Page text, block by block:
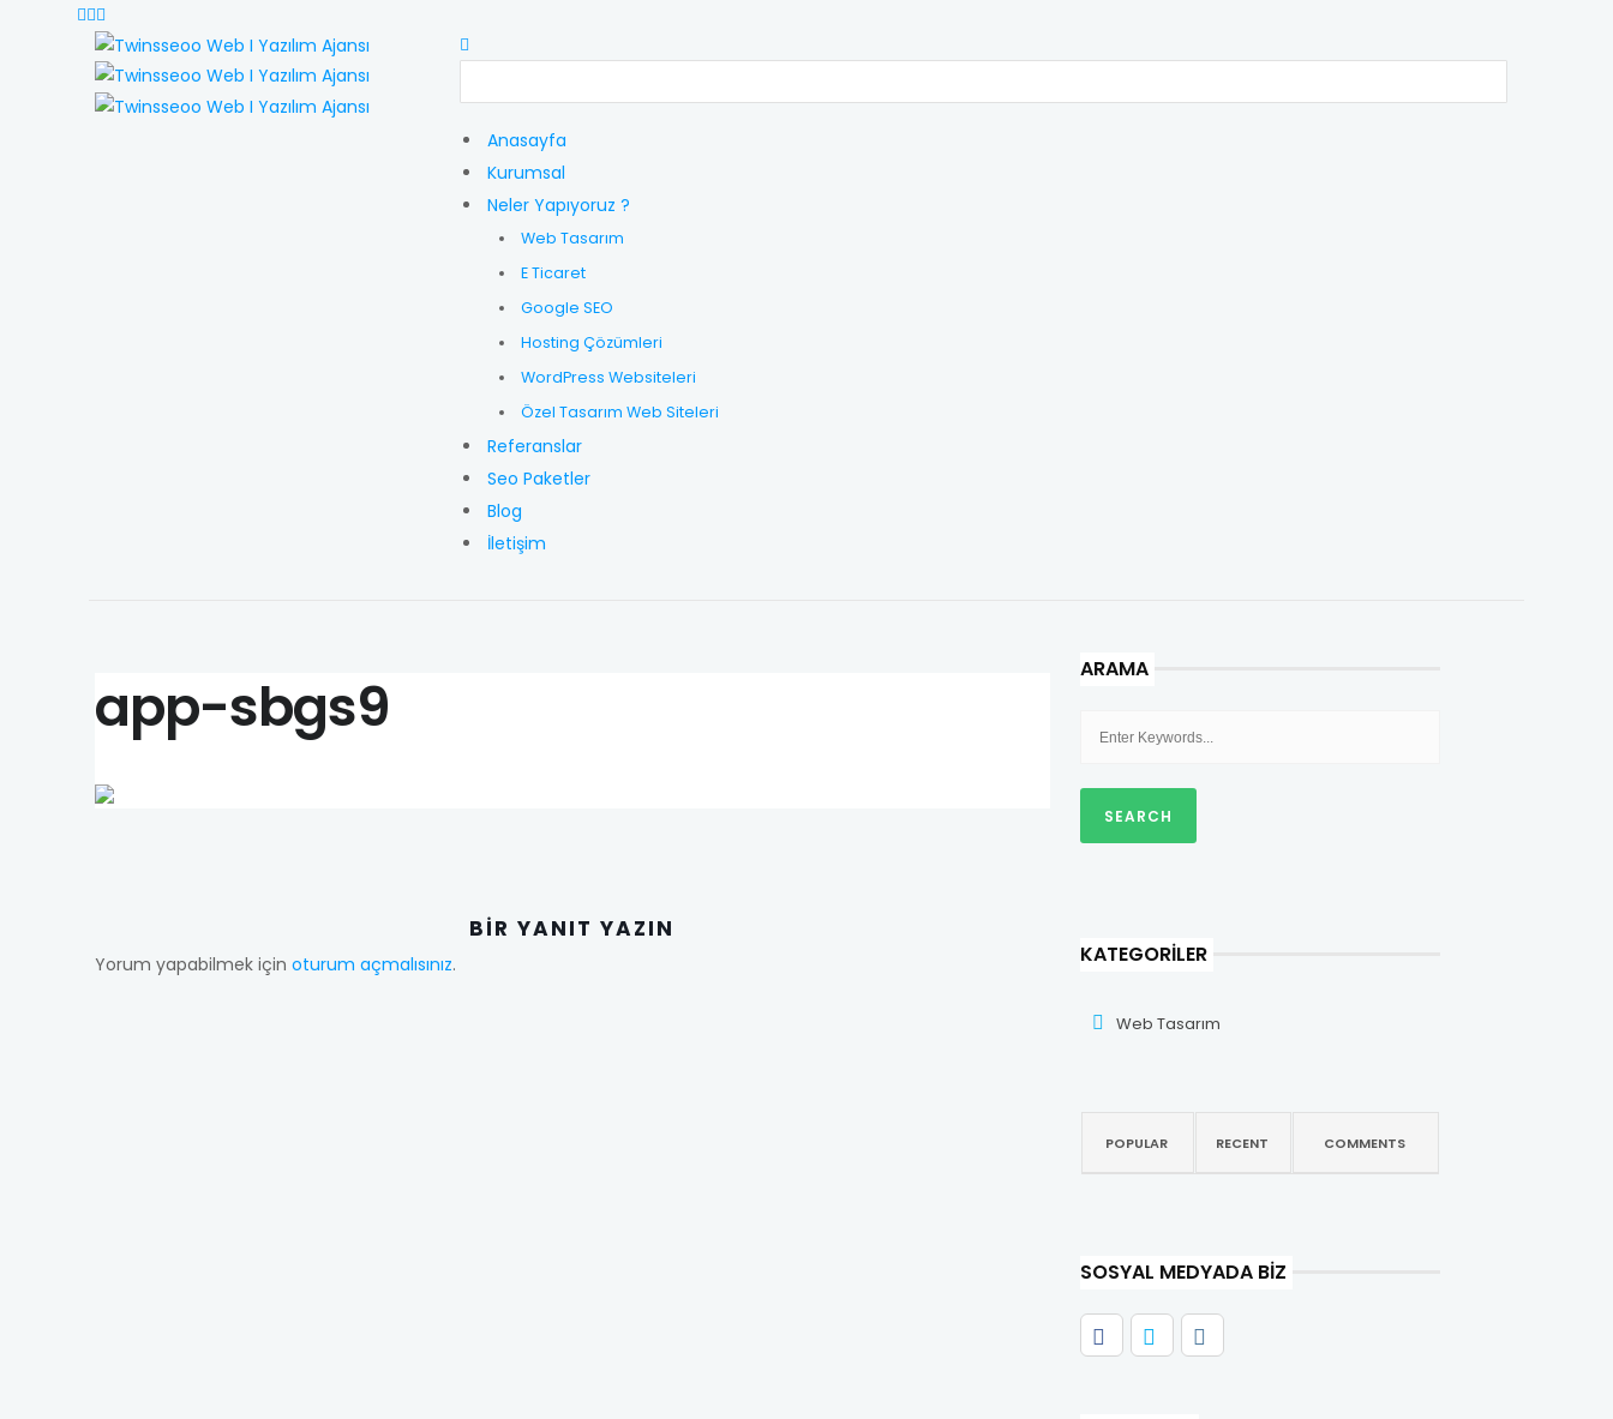
Anasayfa
Kurumsal
Neler Yapıyoruz ?
Web Tasarım
E Ticaret
Google SEO
Hosting Çözümleri
WordPress Websiteleri
Özel Tasarım Web Siteleri
Referanslar
Seo Paketler
Blog
İletişim
app-sbgs9
BIR YANIT YAZIN
Yorum yapabilmek için oturum açmalısınız.
ARAMA
KATEGORILER
Web Tasarım
POPULAR RECENT COMMENTS
SOSYAL MEDYADA BIZ